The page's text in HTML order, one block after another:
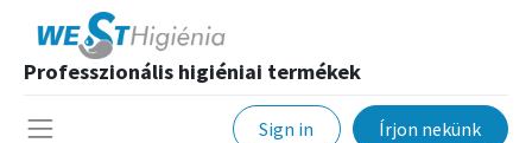
Professzionális higiéniai termékek
Sign in Írjon nekünk